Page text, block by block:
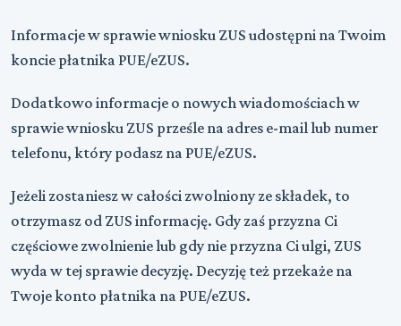
Informacje w sprawie wniosku ZUS udostępni na Twoim
koncie płatnika PUE/eZUS.
Dodatkowo informacje o nowych wiadomościach w
sprawie wniosku ZUS prześle na adres e-mail lub numer
telefonu, który podasz na PUE/eZUS.
Jeżeli zostaniesz w całości zwolniony ze składek, to
otrzymasz od ZUS informację. Gdy zaś przyzna Ci
częściowe zwolnienie lub gdy nie przyzna Ci ulgi, ZUS
wyda w tej sprawie decyzję. Decyzję też przekaże na
Twoje konto płatnika na PUE/eZUS.